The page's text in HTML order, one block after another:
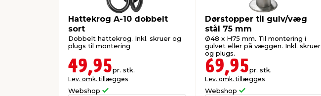
Hattekrog A-10 dobbelt
sort
Dobbelt hattekrog. Inkl. skruer og
plugs til montering
49,95pr. stk.
Lev. omk. tillægges
Webshop
Dørstopper til gulv/væg
stål 75 mm
Ø48 x H75 mm. Til montering i
gulvet eller på væggen. Inkl. skruer
og plugs.
69,95pr. stk.
Lev. omk. tillægges
Webshop